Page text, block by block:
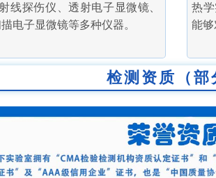
线探伤仪、透射电子显微镜、
电子显微镜等多种仪器。
热
能够
检测资质（部